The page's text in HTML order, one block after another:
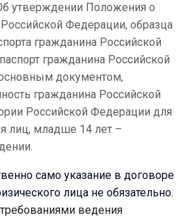
утверждении Положения о
Федерации, образца
гражданина Российской
гражданина Российской
документом,
гражданина Российской
Российской Федерации для
лиц, младше 14 лет –
само указание в договоре
лица не обязательно.
ведения